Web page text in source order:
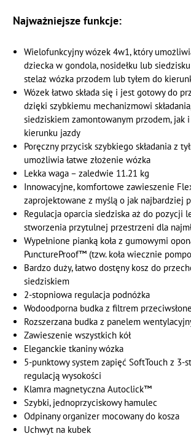
Najważniejsze funkcje:
Wielofunkcyjny wózek 4w1, który
dziecka w gondola, nosidełku lub
stelaż wózka przodem lub tyłem do
Wózek łatwo składa się i jest gotowy do
dzięki szybkiemu mechanizmowi
siedziskiem zamontowanym przodem, jak
kierunku jazdy
Poręczny przycisk szybkiego składania z
umożliwia łatwe złożenie wózka
Lekka waga – zaledwie 11.21 kg
Innowacyjne, komfortowe zawieszenie
zaprojektowane z myślą o jak najbardziej
Regulacja oparcia siedziska aż do pozycji
stworzenia przytulnej przestrzeni dla
Wypełnione pianką koła z gumowymi
PunctureProof™ (tzw. koła wiecznie
Bardzo duży, łatwo dostęny kosz do
siedziskiem
2-stopniowa regulacja podnóżka
Wodoodporna budka z filtrem
Rozszerzana budka z panelem
Zawieszenie wszystkich kół
Eleganckie tkaniny wózka
5-punktowy system zapięć SoftTouch z 3-
regulacją wysokości
Klamra magnetyczna Autoclick™
Szybki, jednoprzyciskowy hamulec
Odpinany organizer mocowany do kosza
Uchwyt na kubek